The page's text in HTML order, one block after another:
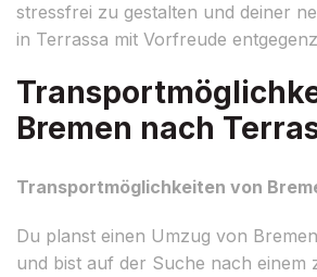
stressfrei zu gestalten und deiner
in Terrassa mit Vorfreude
Bremen nach
Transportmöglichkeiten von
Du planst einen Umzug von
und bist auf der Suche nach einem